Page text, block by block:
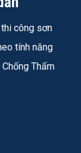
công sơn
tính năng
Thấm